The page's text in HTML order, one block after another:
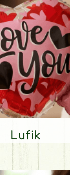
Lufik